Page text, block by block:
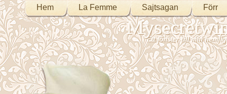
Hem La Femme Sajtsagan Förr
Ett fönster till min